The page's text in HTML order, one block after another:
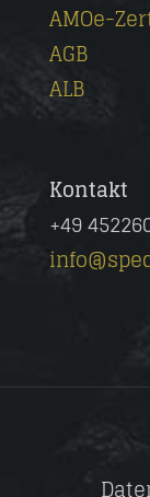
AMOe-
AGB
ALB
Kontakt
+49